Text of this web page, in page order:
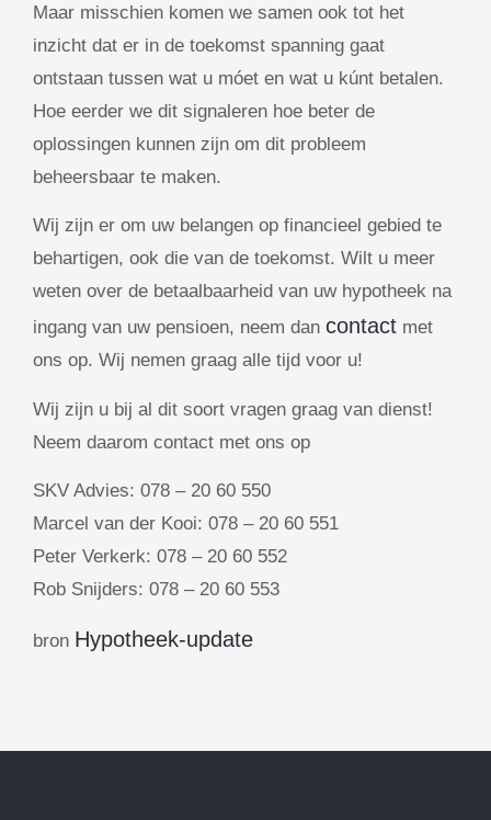
Maar misschien komen we samen ook tot het
inzicht dat er in de toekomst spanning gaat
ontstaan tussen wat u móet en wat u kúnt betalen.
Hoe eerder we dit signaleren hoe beter de
oplossingen kunnen zijn om dit probleem
beheersbaar te maken.
Wij zijn er om uw belangen op financieel gebied te
behartigen, ook die van de toekomst. Wilt u meer
weten over de betaalbaarheid van uw hypotheek na
ingang van uw pensioen, neem dan contact met
ons op. Wij nemen graag alle tijd voor u!
Wij zijn u bij al dit soort vragen graag van dienst!
Neem daarom contact met ons op
SKV Advies: 078 – 20 60 550
Marcel van der Kooi: 078 – 20 60 551
Peter Verkerk: 078 – 20 60 552
Rob Snijders: 078 – 20 60 553
bron Hypotheek-update